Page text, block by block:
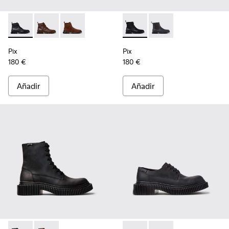
Pix - K300542-004 - Botines de piel negros para hombre.
Pix - K300542-005 - Botines de piel marrones para
Pix - K300542-003 - Botines de ante
Pix
180 €
Añadir
Pix - K300562-001 -
Pix - K300562-002 -
Pix
180 €
Añadir